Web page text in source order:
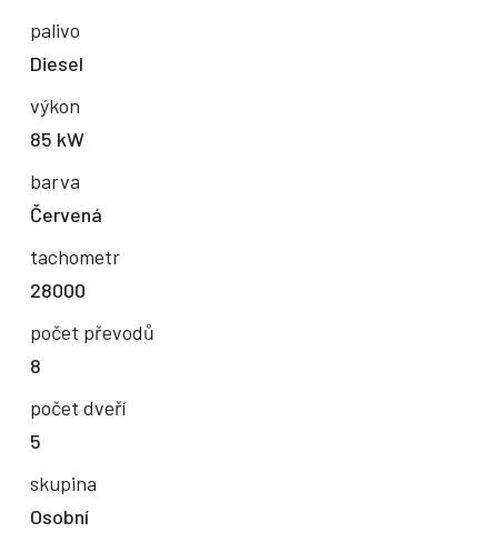
palivo
Diesel
výkon
85 kW
barva
Červená
tachometr
28000
počet převodů
8
počet dveří
5
skupina
Osobní